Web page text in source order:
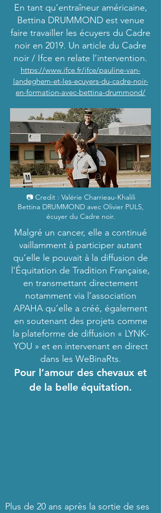
En tant qu’entraîneur américaine,
Bettina DRUMMOND est venue
faire travailler les écuyers du Cadre
noir en 2019. Un article du Cadre
noir / Ifce en relate l’intervention.
https://www.ifce.fr/ifce/pauline-van-
landeghem-et-les-ecuyers-du-cadre-noir-
en-formation-avec-bettina-drummond/
📷 Credit : Valérie Charrieau-Khalili
Bettina DRUMMOND avec Olivier PULS,
écuyer du Cadre noir.
Malgré un cancer, elle a continué
vaillamment à participer autant
qu’elle le pouvait à la diffusion de
l’Équitation de Tradition Française,
en transmettant directement
notamment via l’association
APAHA qu’elle a créé, également
en soutenant des projets comme
la plateforme de diffusion « LYNK-
YOU » et en intervenant en direct
dans les WeBinaRts.
Pour l’amour des chevaux et
de la belle équitation.
Plus de 20 ans après la sortie de ses